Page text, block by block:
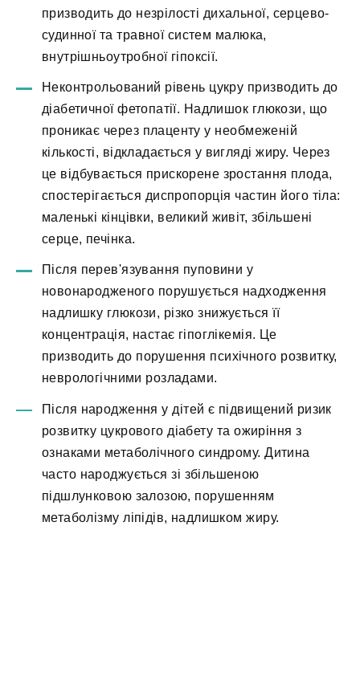
призводить до незрілості дихальної, серцево-
судинної та травної систем малюка,
внутрішньоутробної гіпоксії.
Неконтрольований рівень цукру призводить до
діабетичної фетопатії. Надлишок глюкози, що
проникає через плаценту у необмеженій
кількості, відкладається у вигляді жиру. Через
це відбувається прискорене зростання плода,
спостерігається диспропорція частин його тіла:
маленькі кінцівки, великий живіт, збільшені
серце, печінка.
Після перев'язування пуповини у
новонародженого порушується надходження
надлишку глюкози, різко знижується її
концентрація, настає гіпоглікемія. Це
призводить до порушення психічного розвитку,
неврологічними розладами.
Після народження у дітей є підвищений ризик
розвитку цукрового діабету та ожиріння з
ознаками метаболічного синдрому. Дитина
часто народжується зі збільшеною
підшлунковою залозою, порушенням
метаболізму ліпідів, надлишком жиру.